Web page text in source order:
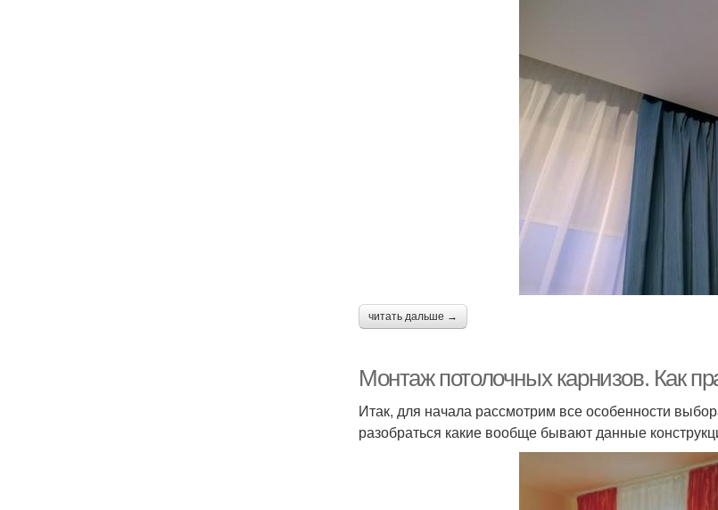
читать дальше →
Монтаж потолочных карнизов. Как
Итак, для начала рассмотрим все особенности
разобраться какие вообще бывают данные